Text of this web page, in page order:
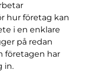
hur företag kan
i en enklare
på redan
företagen har
in.